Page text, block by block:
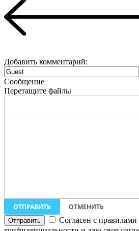
Добавить комментарий:
Сообщение
Перетащите файлы
ОТПРАВИТЬ
ОТМЕНИТЬ
Согласен с